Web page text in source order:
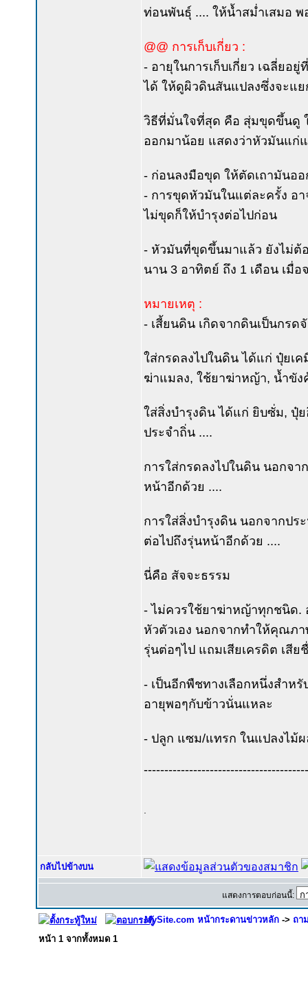
ท่อนพันธุ์ .... ให้น้ำสม่ำเสมอ
@@ การเก็บเกี่ยว :
- อายุในการเก็บเกี่ยว เฉลี่ยอ
ได้ ให้ดูผิวดินสันแปลงซึ่งจะแย
วิธีที่มั่นใจที่สุด คือ สุ่มขุดขึ้นดู
ออกมาน้อย แสดงว่าหัวมันแก่
- ก่อนลงมือขุด ให้ตัดเถามันอ
- การขุดหัวมันในแต่ละครั้ง อ
ไม่ขุดก็ให้บำรุงต่อไปก่อน
- หัวมันที่ขุดขึ้นมาแล้ว ยังไม่ต้
นาน 3 อาทิตย์ ถึง 1 เดือน เมื่
หมายเหตุ :
- เสี้ยนดิน เกิดจากดินเป็นกรด
ใส่กรดลงไปในดิน ได้แก่ ปุ๋ยเ
ฆ่าแมลง, ใช้ยาฆ่าหญ้า, น้ำขัง
ใส่สิ่งบำรุงดิน ได้แก่ ยิบซั่ม, ปุ๋
ประจำถิ่น ....
การใส่กรดลงไปในดิน นอกจา
หน้าอีกด้วย ....
การใส่สิ่งบำรุงดิน นอกจากปร
ต่อไปถึงรุ่นหน้าอีกด้วย ....
นี่คือ สัจจะธรรม
- ไม่ควรใช้ยาฆ่าหญ้าทุกชนิด.
หัวตัวเอง นอกจากทำให้คุณภ
รุ่นต่อๆไป แถมเสียเครดิต เสีย
- เป็นอีกพืชทางเลือกหนึ่งสำห
อายุพอๆกับข้าวนั่นแหละ
- ปลูก แซม/แทรก ในแปลงไม้
กลับไปข้างบน
แสดงการตอบก่อนนี้:
MySite.com หน้ากระดานข่าวหลัก -> ถา
หน้า 1 จากทั้งหมด 1